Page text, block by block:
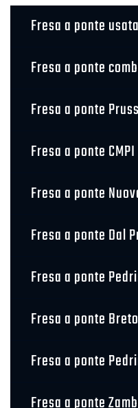
Fresa a ponte
Fresa a ponte
Fresa a ponte
Fresa a ponte CMPI
Fresa a ponte
Fresa a ponte Dal
Fresa a ponte
Fresa a ponte
Fresa a ponte
Fresa a ponte